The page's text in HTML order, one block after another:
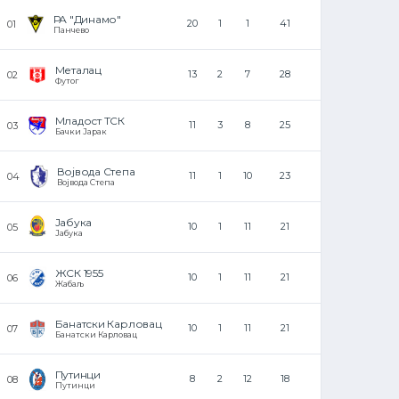
РА "Динамо"
Панчево
20 1 1 41
Металац
Футог
13 2 7 28
Младост ТСК
Бачки Јарак
11 3 8 25
Војвода Степа
Војвода Степа
11 1 10 23
Јабука
Јабука
10 1 11 21
ЖСК 1955
Жабаљ
10 1 11 21
Банатски Карловац
Банатски Карловац
10 1 11 21
Путинци
Путинци
8 2 12 18